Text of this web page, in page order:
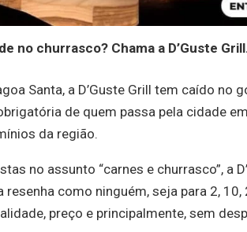
no churrasco? Chama a D’Guste
Santa, a D’Guste Grill tem caído no
de quem passa pela cidade
da região.
no assunto “carnes e churrasco”, a
resenha como ninguém, seja para 2,
preço e principalmente, sem